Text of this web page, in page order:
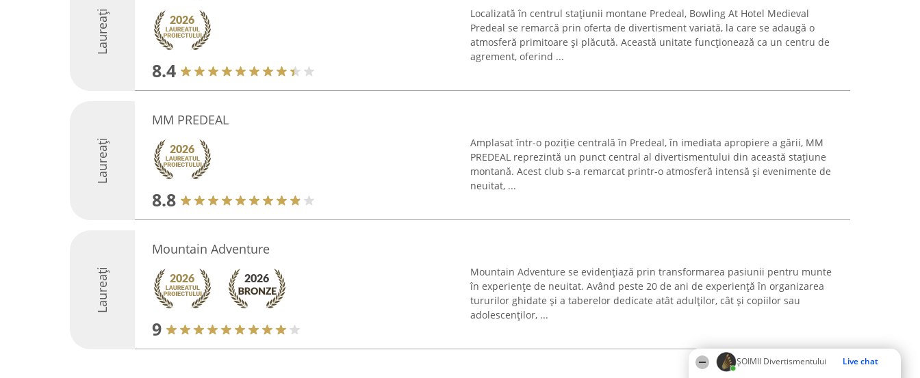
ŞOIMII Divertismentului Live chat
Laureați
8.4
Localizată în centrul stațiunii montane Predeal, Bowling At Hotel Medieval
Predeal se remarcă prin oferta de divertisment variată, la care se adaugă o
atmosferă primitoare și plăcută. Această unitate funcționează ca un centru de
agrement, oferind ...
Laureați
MM PREDEAL
8.8
Amplasat într-o poziție centrală în Predeal, în imediata apropiere a gării, MM
PREDEAL reprezintă un punct central al divertismentului din această stațiune
montană. Acest club s-a remarcat printr-o atmosferă intensă și evenimente de
neuitat, ...
Laureați
Mountain Adventure
9
Mountain Adventure se evidențiază prin transformarea pasiunii pentru munte
în experiențe de neuitat. Având peste 20 de ani de experiență în organizarea
tururilor ghidate și a taberelor dedicate atât adulților, cât și copiilor sau
adolescenților, ...